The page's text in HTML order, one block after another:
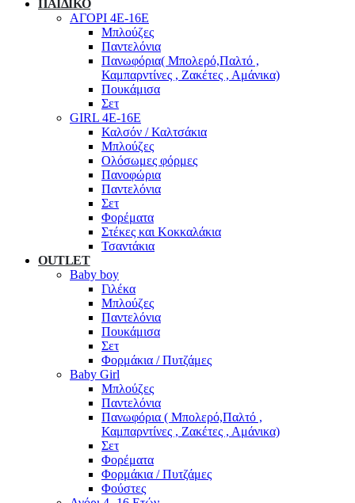
ΠΑΙΔΙΚΟ
ΑΓΟΡΙ 4Ε-16Ε
Μπλούζες
Παντελόνια
Πανωφόρια( Μπολερό,Παλτό ,
Καμπαρντίνες , Ζακέτες , Αμάνικα)
Πουκάμισα
Σετ
GIRL 4Ε-16Ε
Καλσόν / Καλτσάκια
Μπλούζες
Ολόσωμες φόρμες
Πανοφώρια
Παντελόνια
Σετ
Φορέματα
Στέκες και Κοκκαλάκια
Τσαντάκια
OUTLET
Baby boy
Γιλέκα
Μπλούζες
Παντελόνια
Πουκάμισα
Σετ
Φορμάκια / Πυτζάμες
Baby Girl
Μπλούζες
Παντελόνια
Πανωφόρια ( Μπολερό,Παλτό ,
Καμπαρντίνες , Ζακέτες , Αμάνικα)
Σετ
Φορέματα
Φορμάκια / Πυτζάμες
Φούστες